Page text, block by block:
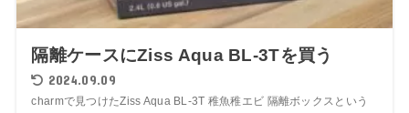
隔離ケースにZiss Aqua BL-3Tを買う
2024.09.09
charmで見つけたZiss Aqua BL-3T 稚魚稚エビ 隔離ボックスという